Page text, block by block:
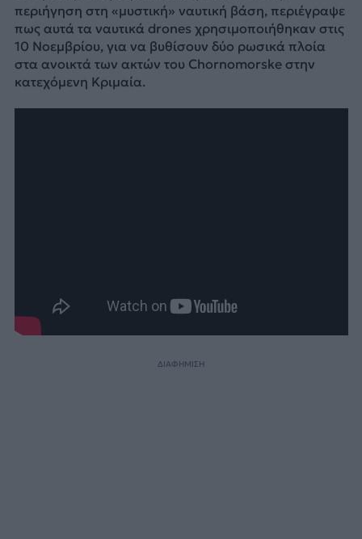
περιήγηση στη «μυστική» ναυτική βάση, περιέγραψε
πως αυτά τα ναυτικά drones χρησιμοποιήθηκαν στις
10 Νοεμβρίου, για να βυθίσουν δύο ρωσικά πλοία
στα ανοικτά των ακτών του Chornomorske στην
κατεχόμενη Κριμαία.
ΔΙΑΦΗΜΙΣΗ